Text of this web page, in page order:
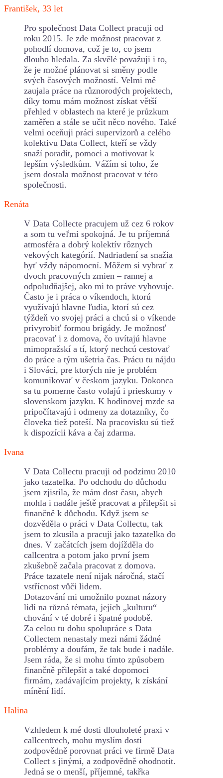
František, 33 let
Pro společnost Data Collect pracuji od
roku 2015. Je zde možnost pracovat z
pohodlí domova, což je to, co jsem
dlouho hledala. Za skvělé považuji i to,
že je možné plánovat si směny podle
svých časových možností. Velmi mě
zaujala práce na různorodých projektech,
díky tomu mám možnost získat větší
přehled v oblastech na které je průzkum
zaměřen a stále se učit něco nového. Také
velmi oceňuji práci supervizorů a celého
kolektivu Data Collect, kteří se vždy
snaží poradit, pomoci a motivovat k
lepším výsledkům. Vážím si toho, že
jsem dostala možnost pracovat v této
společnosti.
Renáta
V Data Collecte pracujem už cez 6 rokov
a som tu veľmi spokojná. Je tu príjemná
atmosféra a dobrý kolektív rôznych
vekových kategórií. Nadriadení sa snažia
byť vždy nápomocní. Môžem si vybrať z
dvoch pracovných zmien – rannej a
odpoludňajšej, ako mi to práve vyhovuje.
Často je i práca o víkendoch, ktorú
využívajú hlavne ľudia, ktorí sú cez
týždeň vo svojej práci a chcú si o víkende
privyrobiť formou brigády. Je možnosť
pracovať i z domova, čo uvítajú hlavne
mimopražskí a tí, ktorý nechcú cestovať
do práce a tým ušetria čas. Prácu tu nájdu
i Slováci, pre ktorých nie je problém
komunikovať v českom jazyku. Dokonca
sa tu pomerne často volajú i prieskumy v
slovenskom jazyku. K hodinovej mzde sa
pripočítavajú i odmeny za dotazníky, čo
človeka tiež poteší. Na pracovisku sú tiež
k dispozícii káva a čaj zdarma.
Ivana
V Data Collectu pracuji od podzimu 2010
jako tazatelka. Po odchodu do důchodu
jsem zjistila, že mám dost času, abych
mohla i nadále ještě pracovat a přilepšit si
finančně k důchodu. Když jsem se
dozvěděla o práci v Data Collectu, tak
jsem to zkusila a pracuji jako tazatelka do
dnes. V začátcích jsem dojížděla do
callcentra a potom jako první jsem
zkušebně začala pracovat z domova.
Práce tazatele není nijak náročná, stačí
vstřícnost vůči lidem.
Dotazování mi umožnilo poznat názory
lidí na různá témata, jejích „kulturu“
chování v té dobré i špatné podobě.
Za celou tu dobu spolupráce s Data
Collectem nenastaly mezi námi žádné
problémy a doufám, že tak bude i nadále.
Jsem ráda, že si mohu tímto způsobem
finančně přilepšit a také dopomoci
firmám, zadávajícím projekty, k získání
mínění lidí.
Halina
Vzhledem k mé dosti dlouholeté praxi v
callcentrech, mohu myslím dosti
zodpovědně porovnat práci ve firmě Data
Collect s jinými, a zodpovědně ohodnotit.
Jedná se o menší, příjemné, takřka